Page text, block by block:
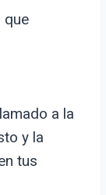
que
a la
y la
tus